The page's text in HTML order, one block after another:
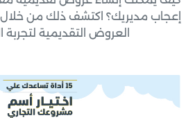
إعجاب مديريك؟ اكتشف ذلك من خلال
العروض التقديمية